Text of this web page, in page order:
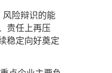
险辩识的能
责任上再压
稳定向好奠定